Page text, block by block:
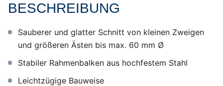
BESCHREIBUNG
Sauberer und glatter Schnitt von kleinen Zweigen
und größeren Ästen bis max. 60 mm Ø
Stabiler Rahmenbalken aus hochfestem Stahl
Leichtzügige Bauweise